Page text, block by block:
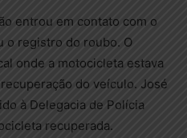
entrou em contato com o
o registro do roubo. O
onde a motocicleta estava
do veículo. José
à Delegacia de Polícia
recuperada.